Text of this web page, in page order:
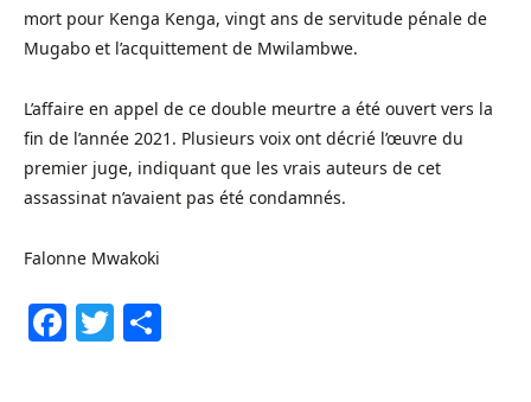
mort pour Kenga Kenga, vingt ans de servitude pénale de
Mugabo et l’acquittement de Mwilambwe.
L’affaire en appel de ce double meurtre a été ouvert vers la
fin de l’année 2021. Plusieurs voix ont décrié l’œuvre du
premier juge, indiquant que les vrais auteurs de cet
assassinat n’avaient pas été condamnés.
Falonne Mwakoki
Facebook
Twitter